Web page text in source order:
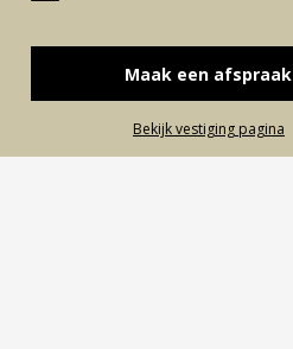
Maak een afspraak
Bekijk vestiging pagina